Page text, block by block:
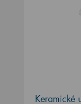
Keramické